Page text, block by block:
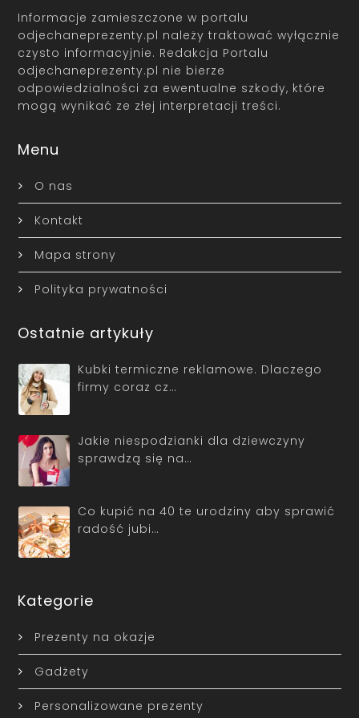
Informacje zamieszczone w portalu
odjechaneprezenty.pl należy traktować wyłącznie
czysto informacyjnie. Redakcja Portalu
odjechaneprezenty.pl nie bierze
odpowiedzialności za ewentualne szkody, które
mogą wynikać ze złej interpretacji treści.
Menu
O nas
Kontakt
Mapa strony
Polityka prywatności
Ostatnie artykuły
Kubki termiczne reklamowe. Dlaczego
firmy coraz cz…
Jakie niespodzianki dla dziewczyny
sprawdzą się na…
Co kupić na 40 te urodziny aby sprawić
radość jubi…
Kategorie
Prezenty na okazje
Gadżety
Personalizowane prezenty